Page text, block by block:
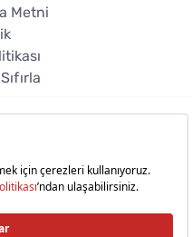
Metni
hakları saklıdır.